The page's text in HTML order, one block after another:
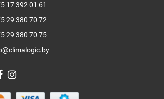
17 392 01 61
29 380 70 72
29 380 70 75